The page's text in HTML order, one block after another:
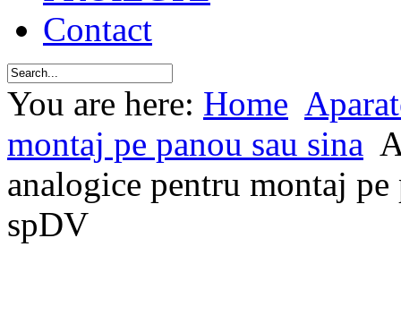
Contact
You are here: Home
montaj pe panou sau sina
analogice pentru montaj
spDV